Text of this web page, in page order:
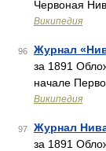
Червоная
Википедия
96 Журнал
за 1891
начале
Википедия
97 Журнал
за 1891